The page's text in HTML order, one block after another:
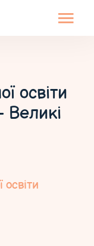
освіти
Великі